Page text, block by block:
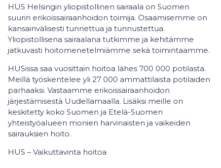
HUS Helsingin yliopistollinen sairaala on Suomen
suurin erikoissairaanhoidon toimija. Osaamisemme on
kansainvälisesti tunnettua ja tunnustettua.
Yliopistollisena sairaalana tutkimme ja kehitämme
jatkuvasti hoitomenetelmiämme sekä toimintaamme.
HUSissa saa vuosittain hoitoa lähes 700 000 potilasta.
Meillä työskentelee yli 27 000 ammattilaista potilaiden
parhaaksi. Vastaamme erikoissairaanhoidon
järjestämisestä Uudellamaalla. Lisäksi meille on
keskitetty koko Suomen ja Etelä-Suomen
yhteistyöalueen monien harvinaisten ja vaikeiden
sairauksien hoito.
HUS – Vaikuttavinta hoitoa